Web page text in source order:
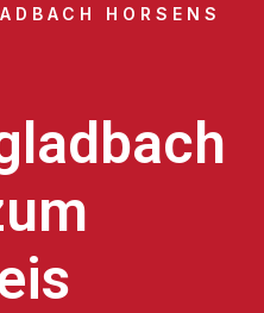
HORSENS